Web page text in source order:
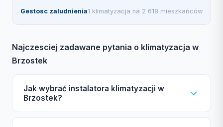
Gestosc zaludnienia1 klimatyzacja na 2 618 mieszkańców
Najczesciej zadawane pytania o klimatyzacja w
Brzostek
Jak wybrać instalatora klimatyzacji w
Brzostek?